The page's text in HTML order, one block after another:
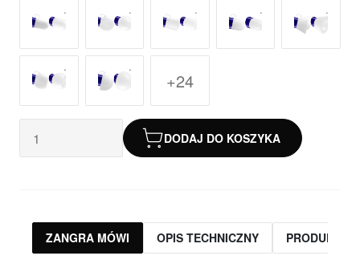
+24
DODAJ DO KOSZYKA
ZANGRA MÓWI OPIS TECHNICZNY PRODUKTY